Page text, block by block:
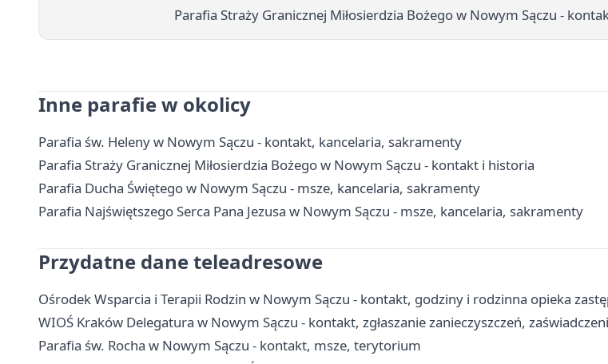
Parafia Straży Granicznej Miłosierdzia Bożego w Nowym Sączu -
Inne parafie w okolicy
Parafia św. Heleny w Nowym Sączu - kontakt, kancelaria, sakramenty
Parafia Straży Granicznej Miłosierdzia Bożego w Nowym Sączu - kontakt i historia
Parafia Ducha Świętego w Nowym Sączu - msze, kancelaria, sakramenty
Parafia Najświętszego Serca Pana Jezusa w Nowym Sączu - msze, kancelaria, sakramenty
Przydatne dane teleadresowe
Ośrodek Wsparcia i Terapii Rodzin w Nowym Sączu - kontakt, godziny i rodzinna opieka
WIOŚ Kraków Delegatura w Nowym Sączu - kontakt, zgłaszanie zanieczyszczeń,
Parafia św. Rocha w Nowym Sączu - kontakt, msze, terytorium